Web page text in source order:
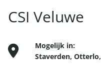
CSI Veluwe
Mogelijk in:
Staverden, Otterlo,